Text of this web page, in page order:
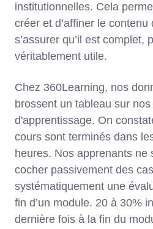
institutionnelles. Cela
créer et d’affiner le
s’assurer qu’il est complet,
véritablement utile.
Chez 360Learning, nos
brossent un tableau sur
d'apprentissage. On
cours sont terminés dans
heures. Nos apprenants ne
cocher passivement des
systématiquement une
fin d’un module. 20 à 30%
dernière fois à la fin du